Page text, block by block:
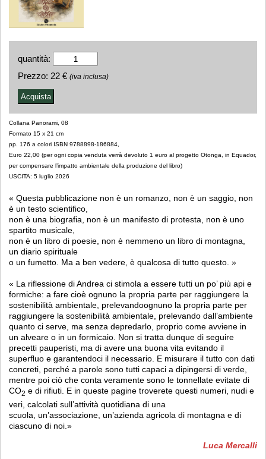
quantità:
Prezzo: 22 € (iva inclusa)
Collana Panorami, 08
Formato 15 x 21 cm
pp. 176 a colori ISBN 9788898-186884,
Euro 22,00 (per ogni copia venduta verrà devoluto 1 euro al progetto Otonga, in Equador,
per compensare l’impatto ambientale della produzione del libro)
USCITA: 5 luglio 2026
« Questa pubblicazione non è un romanzo, non è un saggio, non
è un testo scientifico,
non è una biografia, non è un manifesto di protesta, non è uno
spartito musicale,
non è un libro di poesie, non è nemmeno un libro di montagna,
un diario spirituale
o un fumetto. Ma a ben vedere, è qualcosa di tutto questo. »
« La riflessione di Andrea ci stimola a essere tutti un po’ più api e
formiche: a fare cioè ognuno la propria parte per raggiungere la
sostenibilità ambientale, prelevandoognuno la propria parte per
raggiungere la sostenibilità ambientale, prelevando dall’ambiente
quanto ci serve, ma senza depredarlo, proprio come avviene in
un alveare o in un formicaio. Non si tratta dunque di seguire
precetti pauperisti, ma di avere una buona vita evitando il
superfluo e garantendoci il necessario. E misurare il tutto con dati
concreti, perché a parole sono tutti capaci a dipingersi di verde,
mentre poi ciò che conta veramente sono le tonnellate evitate di
CO2 e di rifiuti. E in queste pagine troverete questi numeri, nudi e
veri, calcolati sull’attività quotidiana di una
scuola, un’associazione, un’azienda agricola di montagna e di
ciascuno di noi.»
Luca Mercalli